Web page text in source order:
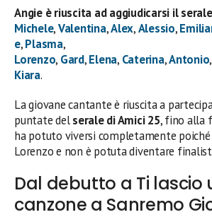
Angie è riuscita ad aggiudicarsi il serale
Michele,Valentina,Alex,Alessio,
e,Plasma,
Lorenzo, Gard,Elena, Caterina,Antonio,
Kiara.
La giovane cantante è riuscita a
puntate delserale di Amici 25, fino alla
ha potuto viversi completamente
Lorenzo e non è potuta diventare
Dal debutto a Ti lascio
canzone a Sanremo